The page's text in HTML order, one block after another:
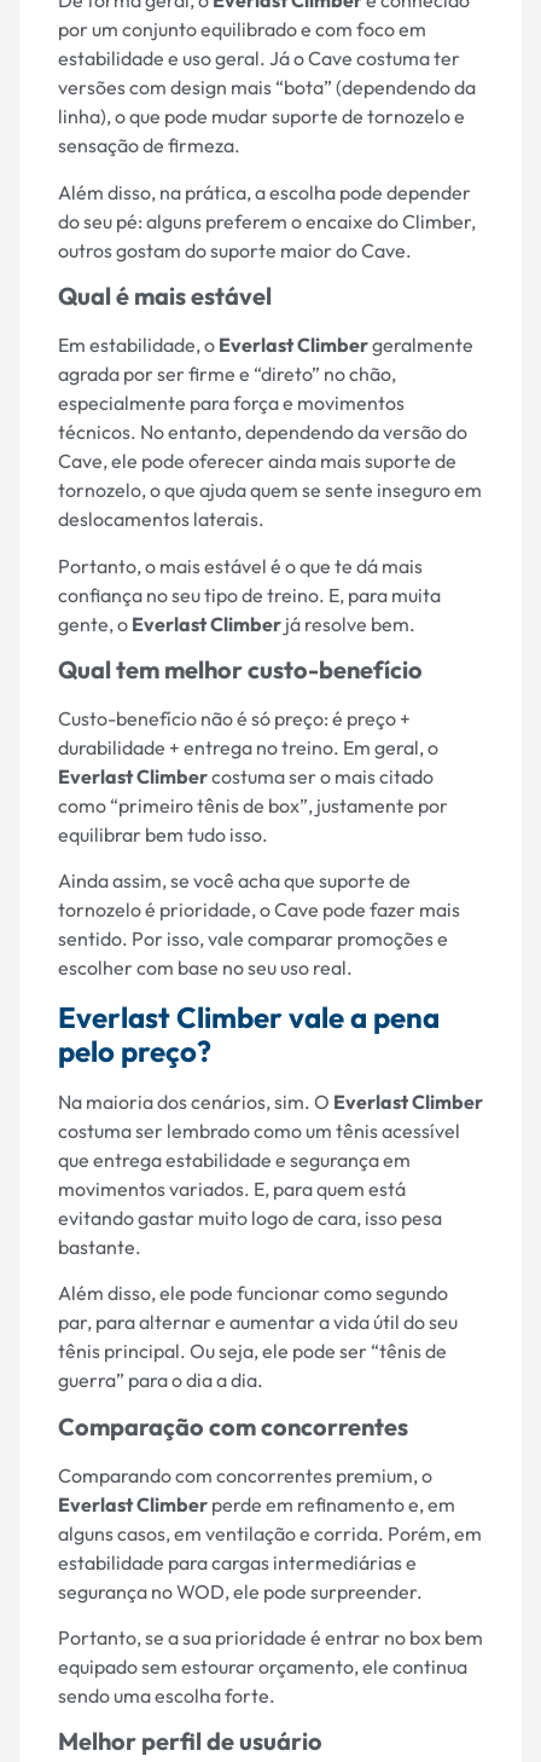
por um conjunto equilibrado e com foco em
estabilidade e uso geral. Já o Cave costuma ter
versões com design mais “bota” (dependendo da
linha), o que pode mudar suporte de tornozelo e
sensação de firmeza.
Além disso, na prática, a escolha pode depender
do seu pé: alguns preferem o encaixe do Climber,
outros gostam do suporte maior do Cave.
Qual é mais estável
Em estabilidade, o Everlast Climbergeralmente
agrada por ser firme e “direto” no chão,
especialmente para força e movimentos
técnicos. No entanto, dependendo da versão do
Cave, ele pode oferecer ainda mais suporte de
tornozelo, o que ajuda quem se sente inseguro em
deslocamentos laterais.
Portanto, o mais estável é o que te dá mais
confiança no seu tipo de treino. E, para muita
gente, o Everlast Climber já resolve bem.
Qual tem melhor custo-benefício
Custo-benefício não é só preço: é preço +
durabilidade + entrega no treino. Em geral, o
Everlast Climbercostuma ser o mais citado
como “primeiro tênis de box”, justamente por
equilibrar bem tudo isso.
Ainda assim, se você acha que suporte de
tornozelo é prioridade, o Cave pode fazer mais
sentido. Por isso, vale comparar promoções e
escolher com base no seu uso real.
Everlast Climber vale a pena
pelo preço?
Na maioria dos cenários, sim. O Everlast Climber
costuma ser lembrado como um tênis acessível
que entrega estabilidade e segurança em
movimentos variados. E, para quem está
evitando gastar muito logo de cara, isso pesa
bastante.
Além disso, ele pode funcionar como segundo
par, para alternar e aumentar a vida útil do seu
tênis principal. Ou seja, ele pode ser “tênis de
guerra” para o dia a dia.
Comparação com concorrentes
Comparando com concorrentes premium, o
Everlast Climber perde em refinamento e, em
alguns casos, em ventilação e corrida. Porém, em
estabilidade para cargas intermediárias e
segurança no WOD, ele pode surpreender.
Portanto, se a sua prioridade é entrar no box bem
equipado sem estourar orçamento, ele continua
sendo uma escolha forte.
Melhor perfil de usuário